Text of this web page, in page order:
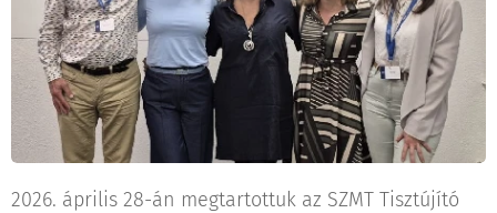
2026. április 28-án megtartottuk az SZMT Tisztújító